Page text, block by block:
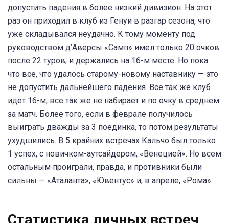
допустить падения в более низкий дивизион. На этот
раз он приходил в клуб из Генуи в разгар сезона, что
уже складывался неудачно. К тому моменту под
руководством д’Аверсы «Самп» имел только 20 очков
после 22 туров, и держались на 16-м месте. Но пока
что все, что удалось старому-новому наставнику — это
не допустить дальнейшего падения. Все так же клуб
идет 16-м, все так же не набирает и по очку в среднем
за матч. Более того, если в феврале получилось
выиграть дважды за 3 поединка, то потом результаты
ухудшились. В 5 крайних встречах Кальчо был только
1 успех, с новичком-аутсайдером, «Венецией». Но всем
остальным проиграли, правда, и противники были
сильны — «Аталанта», «Ювентус» и, в апреле, «Рома».
Статистика личных встреч